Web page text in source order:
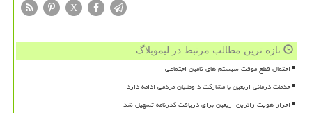
X
تازه ترین مطالب مرتبط در لیموبلاگ
احتمال قطع موقت سیستم های تامین اجتماعی
خدمات درمانی اربعین با مشارکت داوطلبان مردمی ادامه دارد
احراز هویت زائرین اربعین برای دریافت گذرنامه تسهیل شد